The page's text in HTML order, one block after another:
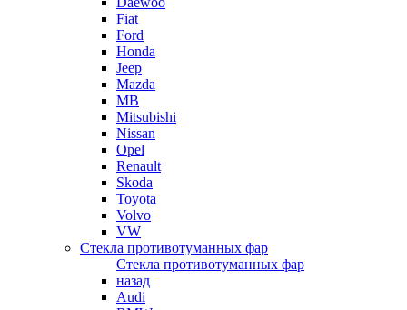
Fiat
Ford
Honda
Jeep
Mazda
MB
Mitsubishi
Nissan
Opel
Renault
Skoda
Toyota
Volvo
VW
Стекла противотуманных фар
Стекла противотуманных фар
назад
Audi